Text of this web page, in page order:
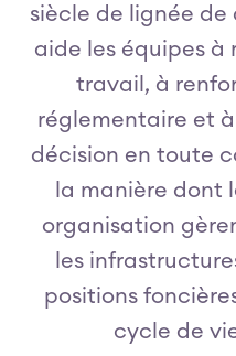
siècle de lignée de
aide les équipes à
travail, à
réglementaire et
décision en toute
la manière dont
organisation
les
positions
cycle de